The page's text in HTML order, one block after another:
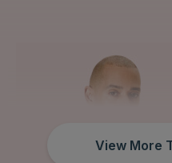
View More